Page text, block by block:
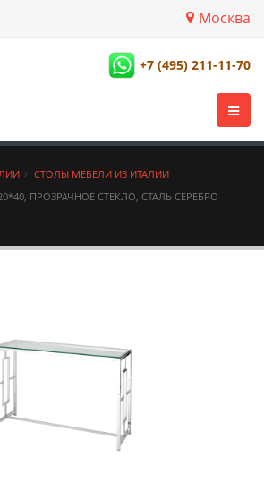
Москва
+7 (495) 211-11-70
СТОЛЫ МЕБЕЛИ ИЗ ИТАЛИИ
ПРОЗРАЧНОЕ СТЕКЛО, СТАЛЬ СЕРЕБРО